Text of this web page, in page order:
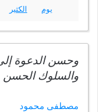
يوم الكثير
وحسن الدعوة
والسلوك الحسن
مصطفى محمود